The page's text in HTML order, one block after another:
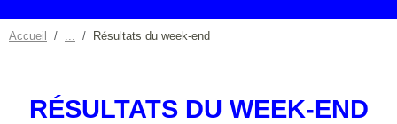
Accueil Résultats du week-end
RÉSULTATS DU WEEK-END